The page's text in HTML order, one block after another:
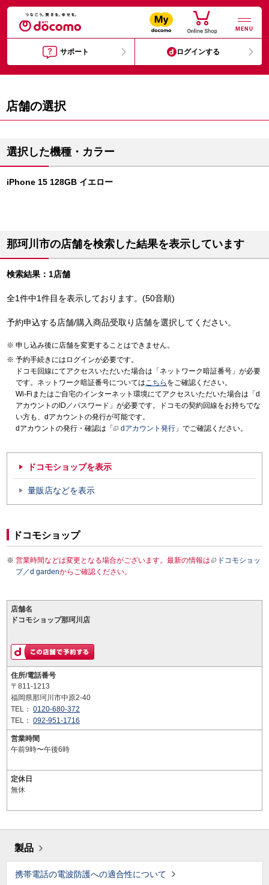
MENU
サポート ログインする
店舗の選択
選択した機種・カラー
iPhone 15 128GB イエロー
那珂川市の店舗を検索した結果を表示しています
検索結果：1店舗
全1件中1件目を表示しております。(50音順)
予約申込する店舗/購入商品受取り店舗を選択してください。
申し込み後に店舗を変更することはできません。
予約手続きにはログインが必要です。
ドコモ回線にてアクセスいただいた場合は「ネットワーク暗証番号」が必要
です。ネットワーク暗証番号についてはこちら をご確認ください。
Wi-Fiまたはご自宅のインターネット環境にてアクセスいただいた場合は「d
アカウントのID／パスワード」が必要です。ドコモの契約回線をお持ちでな
い方も、dアカウントの発行が可能です。
dアカウントの発行・確認は「
dアカウント発行 」でご確認ください。
ドコモショップを表示
量販店などを表示
ドコモショップ
営業時間などは変更となる場合がございます。最新の情報は
ドコモショッ
プ／d gardenからご確認ください。
店舗名
ドコモショップ那珂川店
住所/電話番号
〒811-1213
福岡県那珂川市中原2-40
TEL： 0120-680-372
TEL： 092-951-1716
営業時間
午前9時〜午後6時
定休日
無休
製品
携帯電話の電波防護への適合性について